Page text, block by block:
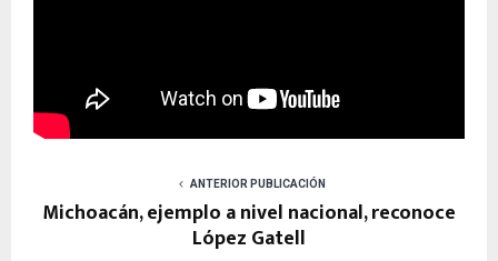
ANTERIOR PUBLICACIÓN
Michoacán, ejemplo a nivel nacional, reconoce
López Gatell